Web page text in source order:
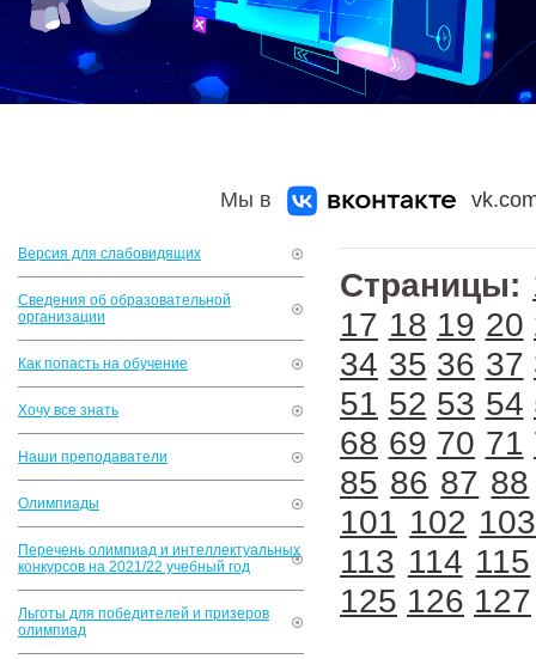
Мы в
Версия для слабовидящих
Сведения об образовательной
организации
Как попасть на обучение
Хочу все знать
Наши преподаватели
Олимпиады
Перечень олимпиад и интеллектуальных
конкурсов на 2021/22 учебный год
Льготы для победителей и призеров
олимпиад
Страницы:
17 18 19 20
34 35 36 37
51 52 53 54
68 69 70 71
85 86 87 88
101 102 103
113 114 115
125 126 127